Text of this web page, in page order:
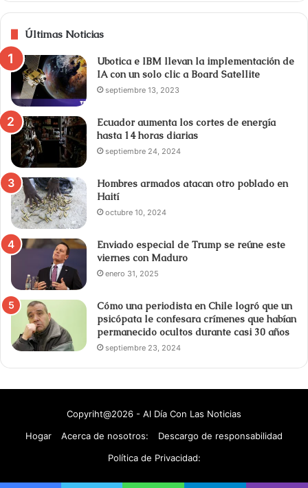
Últimas Noticias
Ubotica e IBM llevan la implementación de
IA con un solo clic a Board Satellite
septiembre 13, 2023
Ecuador aumenta los cortes de energía
hasta 14 horas diarias
septiembre 24, 2024
Hombres armados atacan otro poblado en
Haití
octubre 10, 2024
Enviado especial de Trump se reúne este
viernes con Maduro
enero 31, 2025
Cómo una periodista en Chile logró que un
psicópata le confesara crímenes que habían
permanecido ocultos durante casi 30 años
septiembre 23, 2024
Copyriht@2026 - Al Día Con Las Noticias
Hogar
Acerca de nosotros:
Descargo de responsabilidad
Política de Privacidad: